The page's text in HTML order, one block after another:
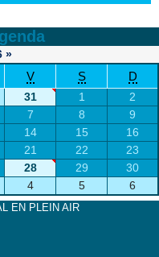
»
V S D
31 1
2
7 8
9
14 15
16
21 22
23
28 29
30
4 5 6
EN PLEIN AIR